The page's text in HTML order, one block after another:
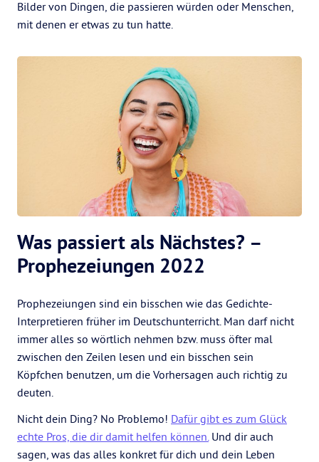
Bilder von Dingen, die passieren würden oder Menschen,
mit denen er etwas zu tun hatte.
Was passiert als Nächstes? –
Prophezeiungen 2022
Prophezeiungen sind ein bisschen wie das Gedichte-
Interpretieren früher im Deutschunterricht. Man darf nicht
immer alles so wörtlich nehmen bzw. muss öfter mal
zwischen den Zeilen lesen und ein bisschen sein
Köpfchen benutzen, um die Vorhersagen auch richtig zu
deuten.
Nicht dein Ding? No Problemo! Dafür gibt es zum Glück
echte Pros, die dir damit helfen können.Und dir auch
sagen, was das alles konkret für dich und dein Leben